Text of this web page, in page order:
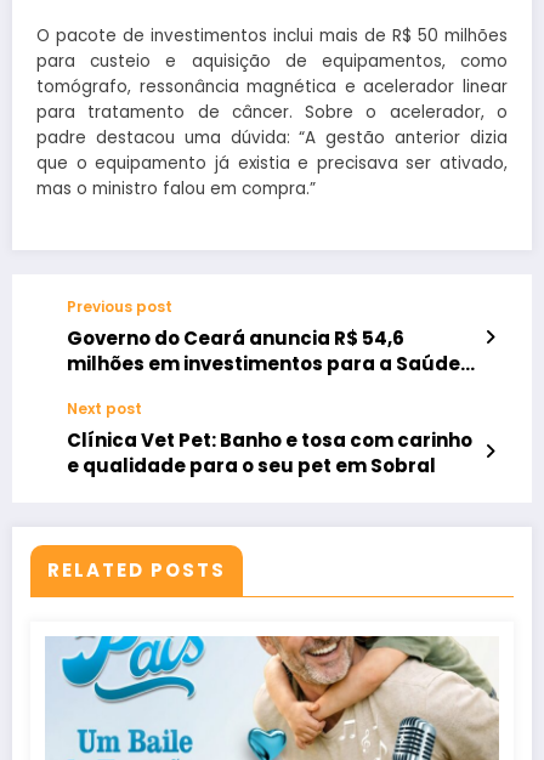
O pacote de investimentos inclui mais de R$ 50 milhões
para custeio e aquisição de equipamentos, como
tomógrafo, ressonância magnética e acelerador linear
para tratamento de câncer. Sobre o acelerador, o
padre destacou uma dúvida: “A gestão anterior dizia
que o equipamento já existia e precisava ser ativado,
mas o ministro falou em compra.”
Previous post
Governo do Ceará anuncia R$ 54,6
milhões em investimentos para a Saúde
Next post
Clínica Vet Pet: Banho e tosa com carinho
e qualidade para o seu pet em Sobral
RELATED POSTS